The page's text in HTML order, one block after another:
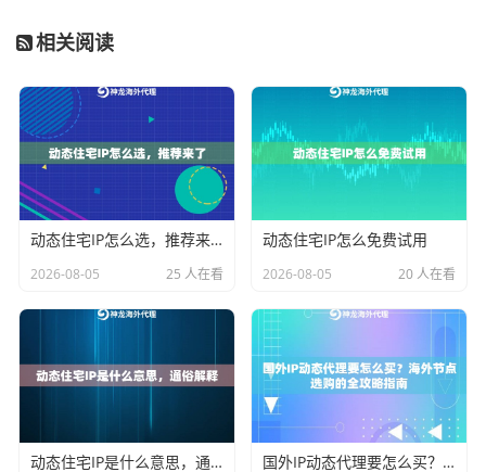
地采集海量信息？目标网站的反爬机制严格吗？例如，
如果你只是偶尔管理一下海外电商店铺的后台，对IP的
更换频率要求不高；但如果你是进行大规模的市场价格
监控或社交媒体内容聚合，则需要能支撑高频、稳定访
问的IP资源。
成功率会高很多。例如，神龙海外动态IP提供的动态住
宅IP和动态长效ISP住宅代理，均基于真实的家庭宽带网
络，IP属性可信，能有效规避因IP质量差导致的访问失
第三步：考量资源规模与成本结构。你需要估算大致的I
相关阅读
动态住宅IP怎么选，推荐来了
2026-08-05 25 人在看
动态住宅IP怎么免费试用
2026-08-05 20 人在看
动态住宅IP是什么意思，通俗解释 国外IP动态代理要怎么买？海外节点选购的全攻略指南